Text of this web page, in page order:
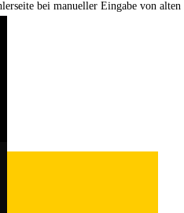
bei manueller Eingabe von alten